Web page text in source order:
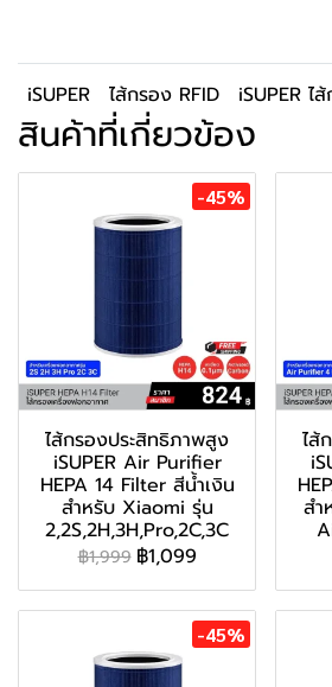
iSUPER ไส้กรอง RFID iSUPER ไ
สินค้าที่เกี่ยวข้อง
-45%
ไส้กรองประสิทธิภาพสูง
iSUPER Air Purifier
HEPA 14 Filter สีน้ำเงิน
สำหรับ Xiaomi รุ่น
2,2S,2H,3H,Pro,2C,3C
฿1,999 ฿1,099
ไส้
สำ
-45%